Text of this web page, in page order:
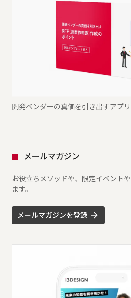
開発ベンダーの真価を引き出すアプ
メールマガジン
お役立ちメソッドや、限定イベント
ます。
メールマガジンを登録